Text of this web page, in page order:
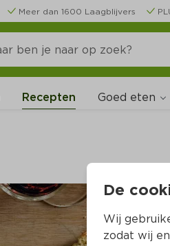
Meer dan 1600 Laagblijvers
Recepten Goed eten
De
Wij
zodat wij